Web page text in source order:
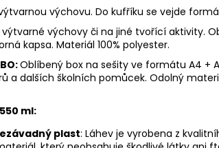
výchovu. Do kufříku se vejde
výchovy či na jiné tvořící aktivity.
kapsa. Materiál 100% polyester.
Oblíbený box na sešity ve formátu A4 +
a dalších školních pomůcek. Odolný
ml:
plast: Láhev je vyrobena z